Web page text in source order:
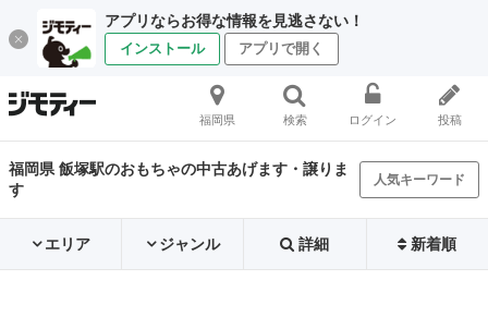
アプリならお得な情報を見逃さない！
インストール アプリで開く
福岡県 検索 ログイン 投稿
福岡県 飯塚駅のおもちゃの中古あげます・譲りま
す
人気キーワード
エリア ジャンル 詳細 新着順